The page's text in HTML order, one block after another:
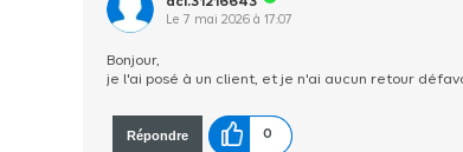
Le 7 mai 2026 à17:07
Bonjour,
je l'ai posé à un client, et je n'ai aucun retour
Répondre 0